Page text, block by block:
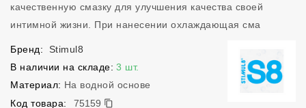
качественную смазку для улучшения качества своей
интимной жизни. При нанесении охлаждающая сма
Бренд:
Stimul8
В наличии на складе: 3 шт.
Материал: На водной основе
Код товара:
75159
75159